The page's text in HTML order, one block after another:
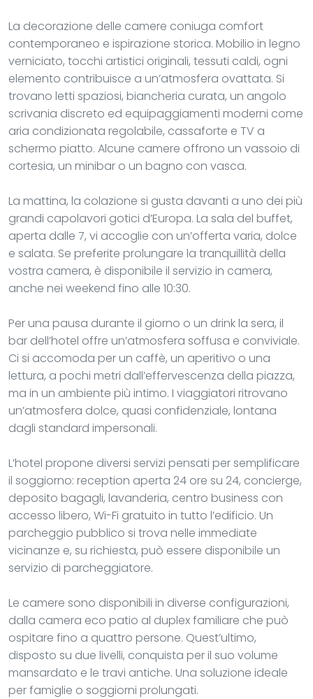
La decorazione delle camere coniuga comfort
contemporaneo e ispirazione storica. Mobilio in legno
verniciato, tocchi artistici originali, tessuti caldi, ogni
elemento contribuisce a un’atmosfera ovattata. Si
trovano letti spaziosi, biancheria curata, un angolo
scrivania discreto ed equipaggiamenti moderni come
aria condizionata regolabile, cassaforte e TV a
schermo piatto. Alcune camere offrono un vassoio di
cortesia, un minibar o un bagno con vasca.
La mattina, la colazione si gusta davanti a uno dei più
grandi capolavori gotici d’Europa. La sala del buffet,
aperta dalle 7, vi accoglie con un’offerta varia, dolce
e salata. Se preferite prolungare la tranquillità della
vostra camera, è disponibile il servizio in camera,
anche nei weekend fino alle 10:30.
Per una pausa durante il giorno o un drink la sera, il
bar dell’hotel offre un’atmosfera soffusa e conviviale.
Ci si accomoda per un caffè, un aperitivo o una
lettura, a pochi metri dall’effervescenza della piazza,
ma in un ambiente più intimo. I viaggiatori ritrovano
un’atmosfera dolce, quasi confidenziale, lontana
dagli standard impersonali.
L’hotel propone diversi servizi pensati per semplificare
il soggiorno: reception aperta 24 ore su 24, concierge,
deposito bagagli, lavanderia, centro business con
accesso libero, Wi-Fi gratuito in tutto l’edificio. Un
parcheggio pubblico si trova nelle immediate
vicinanze e, su richiesta, può essere disponibile un
servizio di parcheggiatore.
Le camere sono disponibili in diverse configurazioni,
dalla camera eco patio al duplex familiare che può
ospitare fino a quattro persone. Quest’ultimo,
disposto su due livelli, conquista per il suo volume
mansardato e le travi antiche. Una soluzione ideale
per famiglie o soggiorni prolungati.